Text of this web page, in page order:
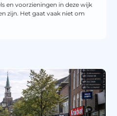
en voorzieningen in deze wijk
zijn. Het gaat vaak niet om